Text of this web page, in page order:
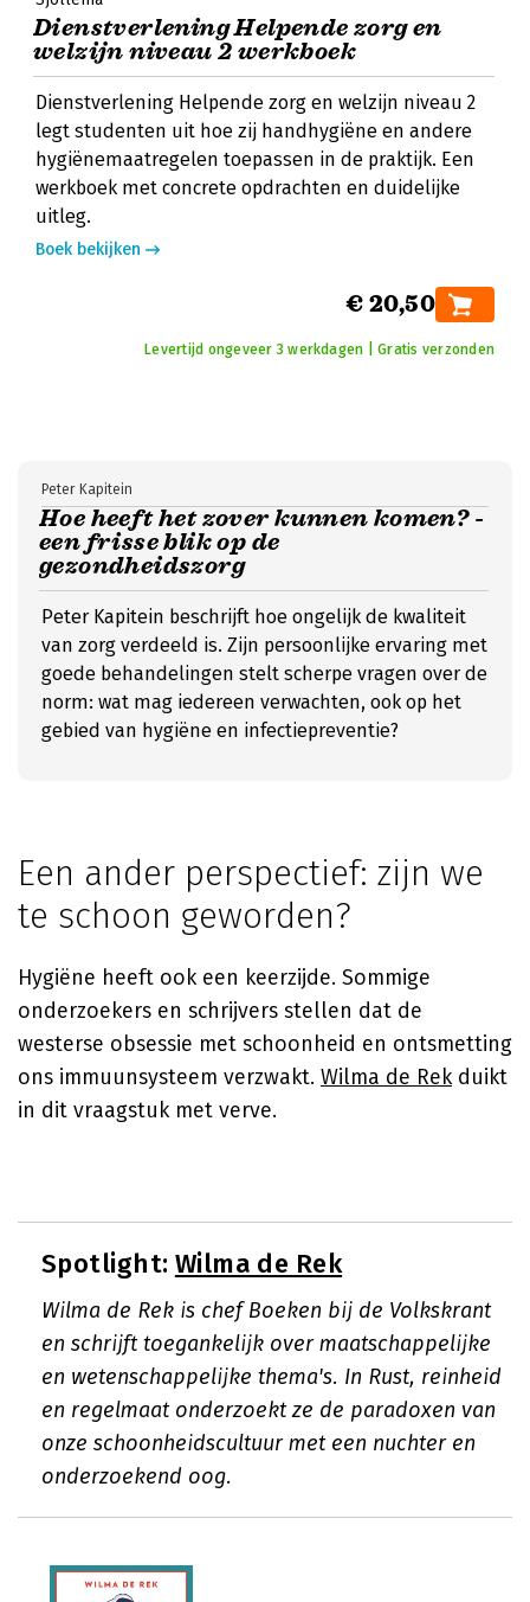
Dienstverlening Helpende zorg en
welzijn niveau 2 werkboek
Dienstverlening Helpende zorg en welzijn niveau 2
legt studenten uit hoe zij handhygiëne en andere
hygiënemaatregelen toepassen in de praktijk. Een
werkboek met concrete opdrachten en duidelijke
uitleg.
Boek bekijken
€ 20,50
Levertijd ongeveer 3 werkdagen | Gratis verzonden
Hoe heeft het zover kunnen komen? -
een frisse blik op de
gezondheidszorg
Peter Kapitein
Peter Kapitein beschrijft hoe ongelijk de kwaliteit
van zorg verdeeld is. Zijn persoonlijke ervaring met
goede behandelingen stelt scherpe vragen over de
norm: wat mag iedereen verwachten, ook op het
gebied van hygiëne en infectiepreventie?
Een ander perspectief: zijn we
te schoon geworden?
Hygiëne heeft ook een keerzijde. Sommige
onderzoekers en schrijvers stellen dat de
westerse obsessie met schoonheid en ontsmetting
ons immuunsysteem verzwakt. Wilma de Rekduikt
in dit vraagstuk met verve.
Spotlight: Wilma de Rek
Wilma de Rek is chef Boeken bij de Volkskrant
en schrijft toegankelijk over maatschappelijke
en wetenschappelijke thema's. In Rust, reinheid
en regelmaat onderzoekt ze de paradoxen van
onze schoonheidscultuur met een nuchter en
onderzoekend oog.